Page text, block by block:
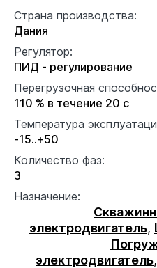
Страна производства:
Дания
Регулятор:
ПИД - регулирование
Перегрузочная
110 % в течение 20 с
Температура
-15..+50
Количество фаз:
3
Назначение:
электродвигатель,
электродвигатель,